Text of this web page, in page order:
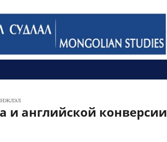
и английской конверсии